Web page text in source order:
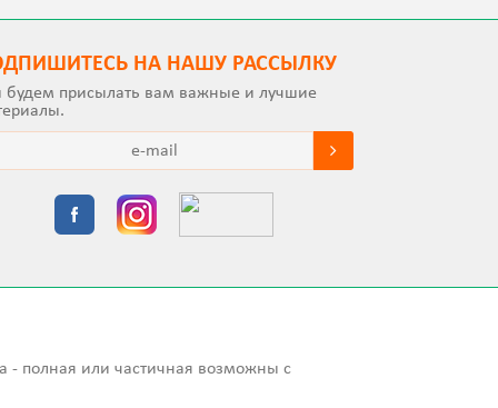
НА НАШУ РАССЫЛКУ
присылать вам важные и лучшие
- полная или частичная возможны с